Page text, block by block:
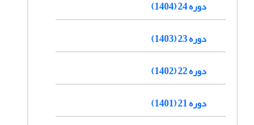
دوره 24 (1404)
دوره 23 (1403)
دوره 22 (1402)
دوره 21 (1401)